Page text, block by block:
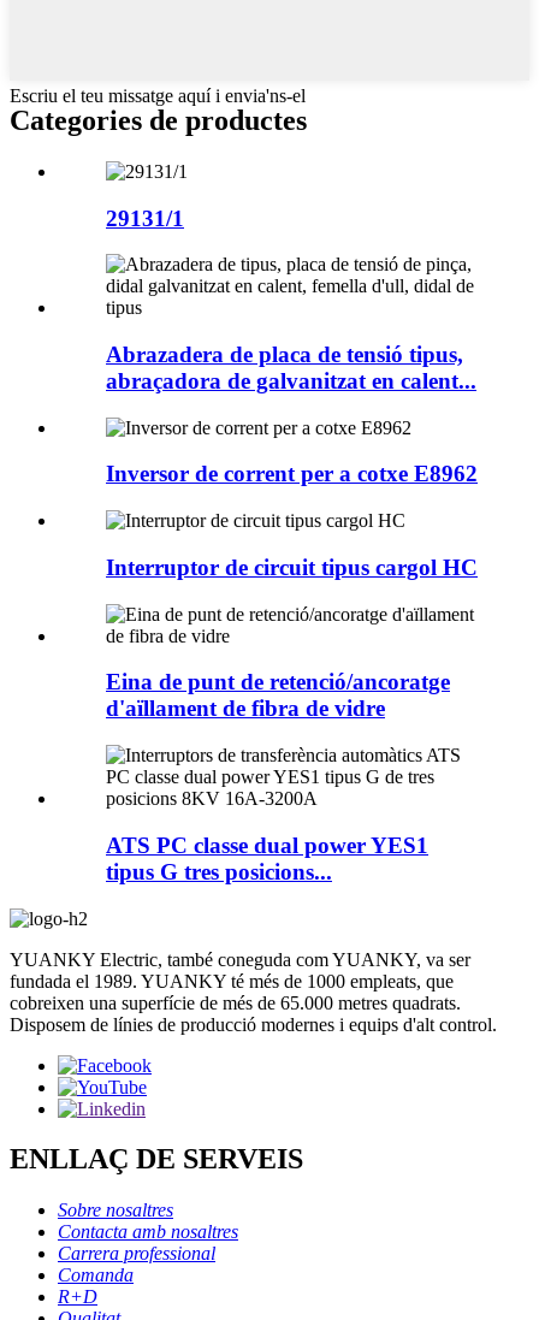
Escriu el teu missatge aquí i envia'ns-el
Categories de productes
29131/1
Abrazadera de placa de tensió tipus,
abraçadora de galvanitzat en calent...
Inversor de corrent per a cotxe E8962
Interruptor de circuit tipus cargol HC
Eina de punt de retenció/ancoratge
d'aïllament de fibra de vidre
ATS PC classe dual power YES1
tipus G tres posicions...
YUANKY Electric, també coneguda com YUANKY, va ser
fundada el 1989. YUANKY té més de 1000 empleats, que
cobreixen una superfície de més de 65.000 metres quadrats.
Disposem de línies de producció modernes i equips d'alt control.
ENLLAÇ DE SERVEIS
Sobre nosaltres
Contacta amb nosaltres
Carrera professional
Comanda
R+D